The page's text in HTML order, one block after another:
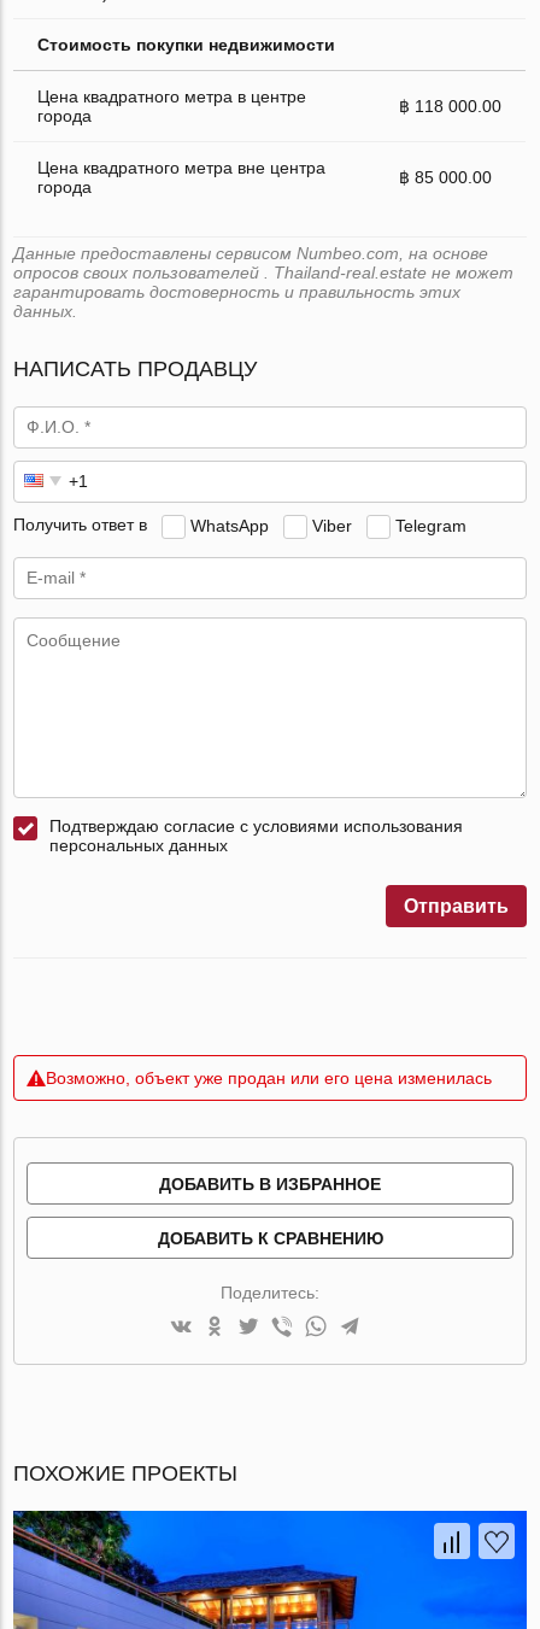
Стоимость покупки недвижимости
Цена квадратного метра в центре
города
฿ 118 000.00
Цена квадратного метра вне центра
города
฿ 85 000.00
Данные предоставлены сервисом Numbeo.com, на основе
опросов своих пользователей . Thailand-real.estate не может
гарантировать достоверность и правильность этих
данных.
НАПИСАТЬ ПРОДАВЦУ
Получить ответ в WhatsApp Viber Telegram
Подтверждаю согласие с условиями использования
персональных данных
Отправить
Возможно, объект уже продан или его цена изменилась
ДОБАВИТЬ В ИЗБРАННОЕ
ДОБАВИТЬ К СРАВНЕНИЮ
Поделитесь:
ПОХОЖИЕ ПРОЕКТЫ